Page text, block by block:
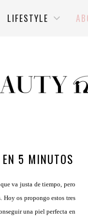
LIFESTYLE
5 MINUTOS
va justa de tiempo, pero
os propongo estos tres
una piel perfecta en